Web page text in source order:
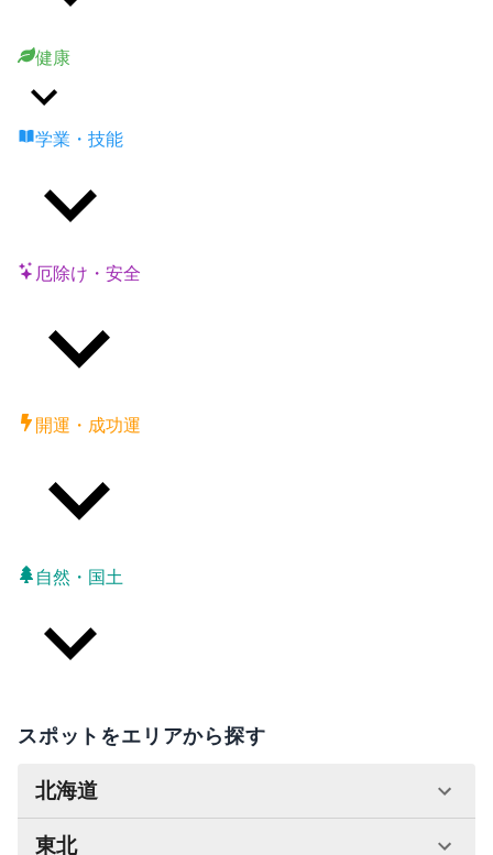
健康
学業・技能
厄除け・安全
開運・成功運
自然・国土
スポットをエリアから探す
北海道
東北